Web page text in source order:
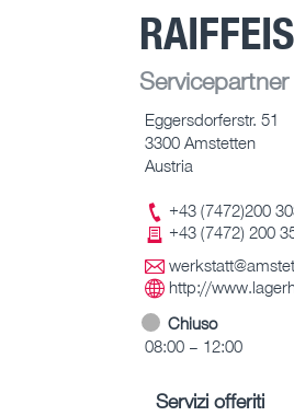
Servicepartner
Eggersdorferstr. 51
3300 Amstetten
Austria
+43 (7472)200
+43 (7472) 200
http://
Chiuso
08:00 – 12:00
Servizi offeriti